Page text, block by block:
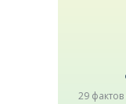
29